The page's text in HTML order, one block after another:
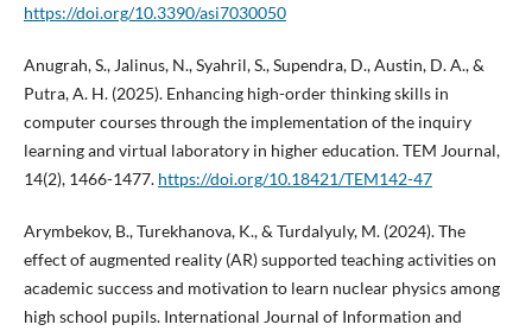
https://doi.org/10.3390/asi7030050
Anugrah, S., Jalinus, N., Syahril, S., Supendra, D., Austin, D. A., &
Putra, A. H. (2025). Enhancing high-order thinking skills in
computer courses through the implementation of the inquiry
learning and virtual laboratory in higher education. TEM Journal,
14(2), 1466-1477. https://doi.org/10.18421/TEM142-47
Arymbekov, B., Turekhanova, K., & Turdalyuly, M. (2024). The
effect of augmented reality (AR) supported teaching activities on
academic success and motivation to learn nuclear physics among
high school pupils. International Journal of Information and